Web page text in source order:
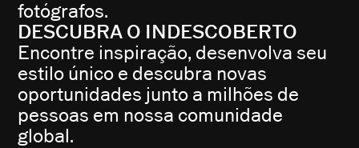
fotógrafos.
DESCUBRA O INDESCOBERTO
Encontre inspiração, desenvolva seu
estilo único e descubra novas
oportunidades junto a milhões de
pessoas em nossa comunidade
global.